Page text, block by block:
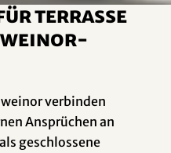
Terrasse
weinor-
verbinden
Ansprüchen an
geschlossene